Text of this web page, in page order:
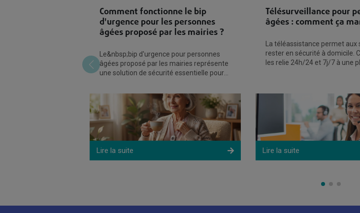
Comment fonctionne le bip
d'urgence pour les personnes
âgées proposé par les mairies ?
Le&nbsp;bip d'urgence pour personnes
âgées proposé par les mairies représente
une solution de sécurité essentielle pour
Lire la suite
Télésurveillance pour
âgées : comment ça
La téléassistance permet aux
rester en sécurité à domicile.
les relie 24h/24 et 7j/7 à une
Lire la suite